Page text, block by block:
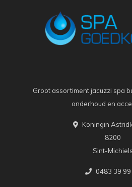
Groot assortiment jacuzzi spa
onderhoud en
Koningin
8200
Sint-Michiels
0483 39 99